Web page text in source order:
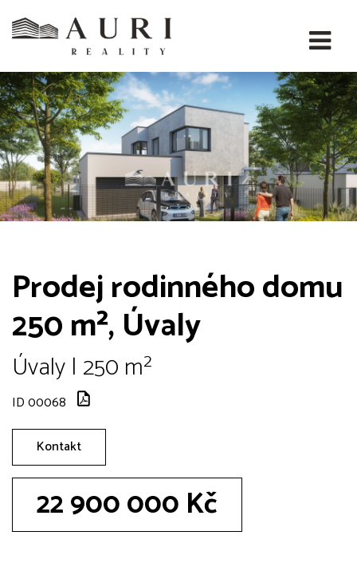
Prodej rodinného domu
250 m², Úvaly
Úvaly | 250 m²
ID 00068
Kontakt
22 900 000 Kč